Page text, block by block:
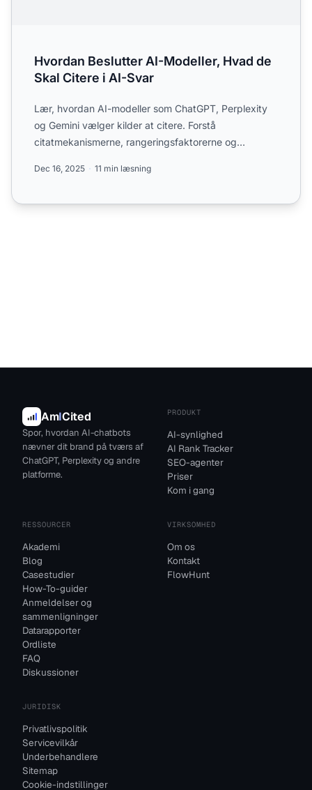
Hvordan Beslutter AI-Modeller, Hvad de
Skal Citere i AI-Svar
Lær, hvordan AI-modeller som ChatGPT, Perplexity
og Gemini vælger kilder at citere. Forstå
citatmekanismerne, rangeringsfaktorerne og
Dec 16, 2025 11 min læsning
AmICited
Spor, hvordan AI-chatbots
nævner dit brand på tværs af
ChatGPT, Perplexity og andre
platforme.
PRODUKT
AI-synlighed
AI Rank Tracker
SEO-agenter
Priser
Kom i gang
RESSOURCER
Akademi
Blog
Casestudier
How-To-guider
Anmeldelser og
sammenligninger
Datarapporter
Ordliste
FAQ
Diskussioner
VIRKSOMHED
Om os
Kontakt
FlowHunt
JURIDISK
Privatlivspolitik
Servicevilkår
Underbehandlere
Sitemap
Cookie-indstillinger